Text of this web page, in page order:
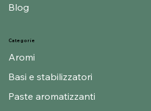
Categorie
Aromi
Basi e stabilizzatori
About us